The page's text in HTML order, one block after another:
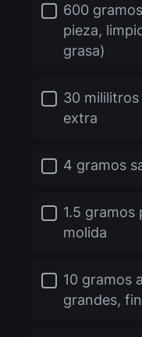
600
pieza,
grasa)
30
extra
4 gramos
1.5 gramos
molida
10 gramos
grandes,